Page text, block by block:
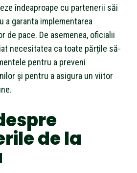
îndeaproape cu partenerii săi
a garanta implementarea
de pace. De asemenea, oficialii
necesitatea ca toate părțile să-
pentru a preveni
și pentru a asigura un viitor
de la